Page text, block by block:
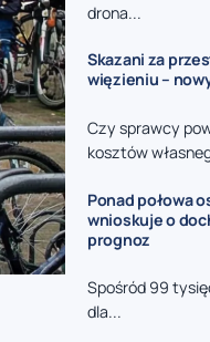
drona...
Skazani za
więzieniu –
Czy sprawcy
kosztów
Ponad połowa
wnioskuje o
prognoz
Spośród 99
dla...